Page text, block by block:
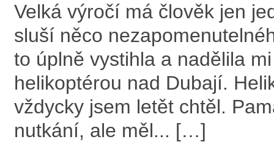
Velká výročí má člověk jen
sluší něco
to úplně vystihla a nadělila
helikoptérou nad Dubají.
vždycky jsem letět chtěl.
nutkání, ale měl... […]